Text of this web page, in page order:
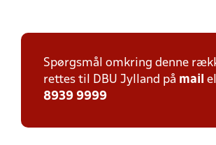
Spørgsmål omkring denne
rettes til DBU Jylland på mail
8939 9999